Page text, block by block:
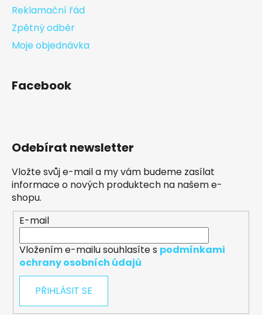
Reklamační řád
Zpětný odběr
Moje objednávka
Facebook
Odebírat newsletter
Vložte svůj e-mail a my vám budeme zasílat
informace o nových produktech na našem e-
shopu.
E-mail
Vložením e-mailu souhlasíte s podmínkami
ochrany osobních údajů
PŘIHLÁSIT SE